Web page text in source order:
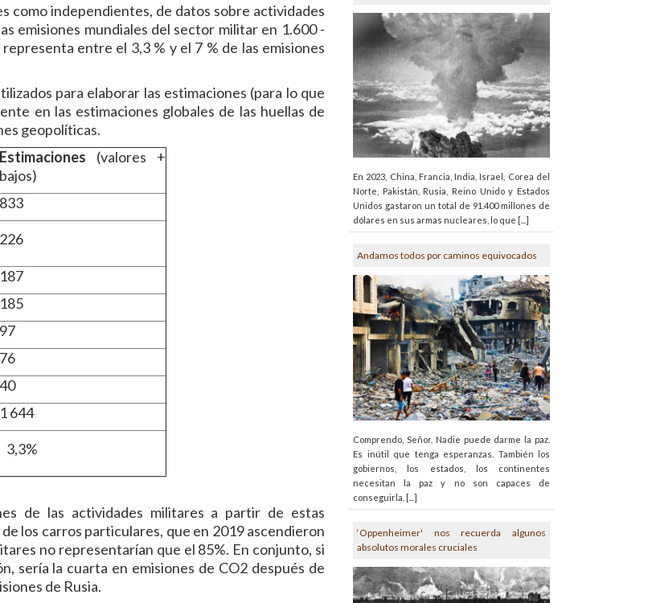
como independientes, de datos sobre actividades
emisiones mundiales del sector militar en 1.600 -
entre el 3,3 % y el 7 % de las emisiones
para elaborar las estimaciones (para lo que
en las estimaciones globales de las huellas de
geopolíticas.
Estimaciones (valores +
bajos)
833
226
187
185
97
76
40
1 644
3,3%
de las actividades militares a partir de estas
los carros particulares, que en 2019 ascendieron
no representarían que el 85%. En conjunto, si
sería la cuarta en emisiones de CO2 después de
de Rusia.
En 2023, China, Francia, India, Israel, Corea del
Norte, Pakistán, Rusia, Reino Unido y Estados
Unidos gastaron un total de 91.400 millones de
dólares en sus armas nucleares, lo que [...]
Andamos todos por caminos equivocados
Comprendo, Señor. Nadie puede darme la paz.
Es inútil que tenga esperanzas. También los
gobiernos, los estados, los continentes
necesitan la paz y no son capaces de
conseguirla. [...]
‘Oppenheimer' nos recuerda algunos
absolutos morales cruciales